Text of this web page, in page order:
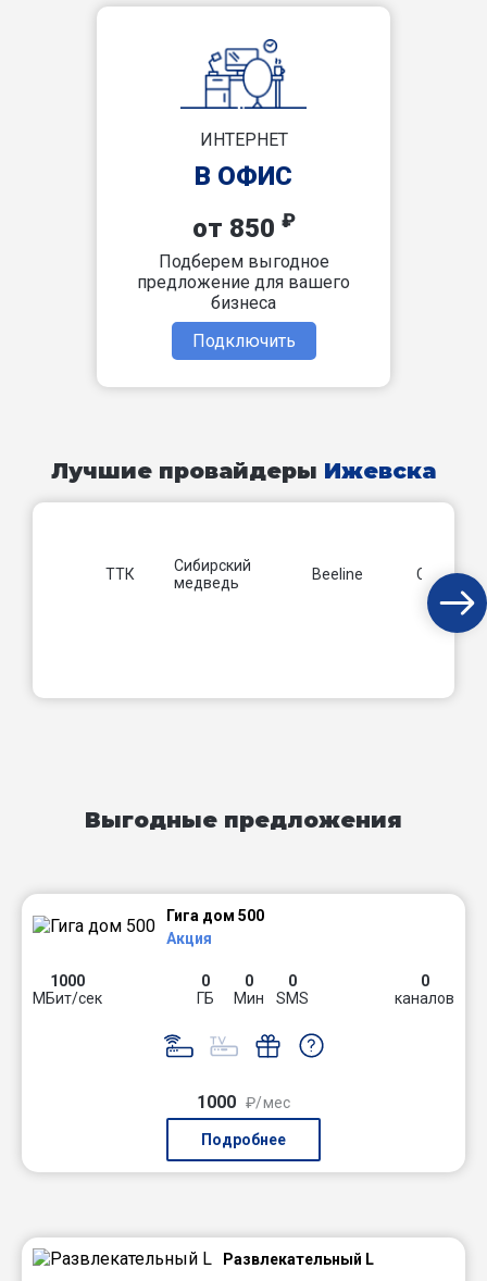
ИНТЕРНЕТ
В ОФИС
от 850 ₽
Подберем выгодное
предложение для вашего
бизнеса
Подключить
Лучшие провайдеры Ижевска
ТТК
Сибирский
медведь
Beeline Сибсети
Выгодные предложения
Гига дом 500
Акция
1000
МБит/сек
0
ГБ
0
Мин
0
SMS
0
каналов
1000 ₽/мес
Подробнее
Развлекательный L